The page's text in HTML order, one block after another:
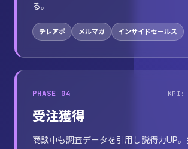
る。
テレアポ メルマガ インサイドセールス
PHASE 04 KPI:
受注獲得
商談中も調査データを引用し説得力UP